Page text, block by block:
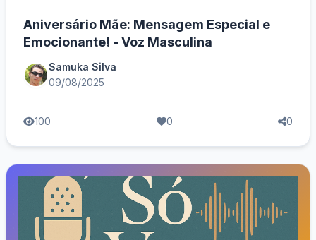
Aniversário Mãe: Mensagem Especial e
Emocionante! - Voz Masculina
Samuka Silva
09/08/2025
100 0 0